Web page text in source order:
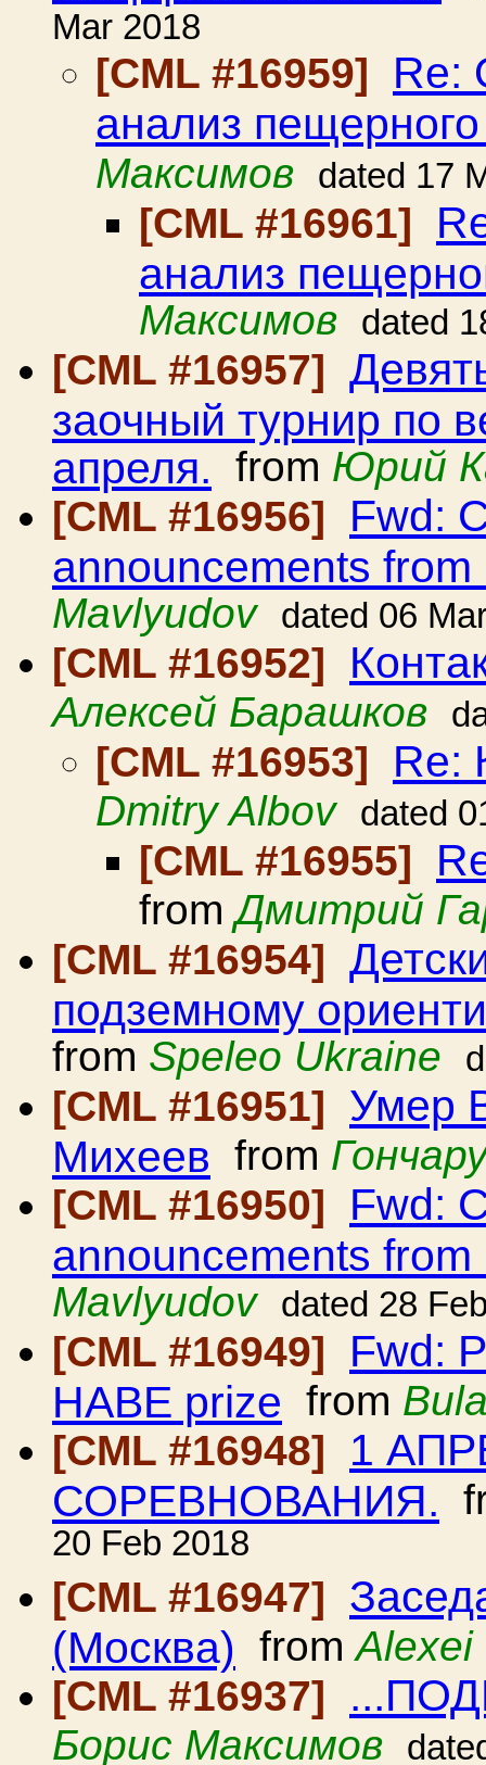
Mar 2018
[CML #16959]
Re:
анализ
Максимов dated 17
[CML #16961]
анализ
Максимов
dated
[CML #16957]
заочный турнир по
апреля. from Юрий
[CML #16956]
Fwd:
announcements from
Mavlyudov
dated 06
[CML #16952]
Алексей Барашков
[CML #16953] Re:
Dmitry Albov dated
[CML #16955]
fromДмитрий
[CML #16954]
подземному
from Speleo Ukraine
[CML #16951] Умер
Михеев from
[CML #16950]
Fwd:
announcements from
Mavlyudov
dated 28
[CML #16949] Fwd:
HABE prize from
[CML #16948]
1
СОРЕВНОВАНИЯ.
20 Feb 2018
[CML #16947]
(Москва) fromAlexei
[CML #16937]
Борис Максимов